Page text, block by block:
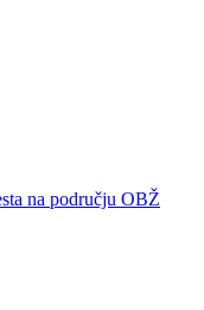
na području OBŽ